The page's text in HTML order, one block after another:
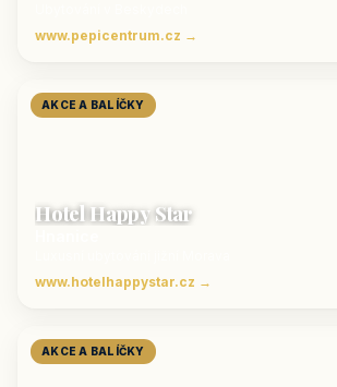
www.pepicentrum.cz →
AKCE A BALÍČKY
Hotel Happy Star
www.hotelhappystar.cz →
AKCE A BALÍČKY